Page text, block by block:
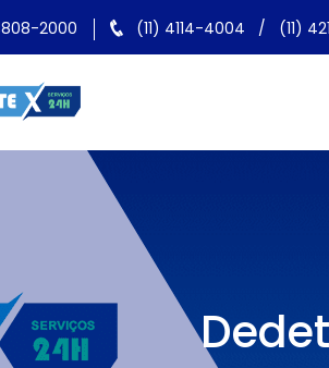
2000 (11) 4114-4004 / (11)